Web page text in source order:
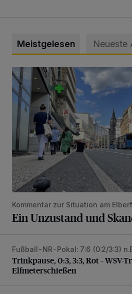
Meistgelesen Neueste
Ein Unzustand und Skandal
Kommentar zur Situation am
Ein Unzustand und
Trinkpause, 0:3, 3:3, Rot –
Fußball-NR-Pokal: 7:6 (0:2/3:3)
Trinkpause, 0:3, 3:3, Rot – WSV-
Elfmeterschießen